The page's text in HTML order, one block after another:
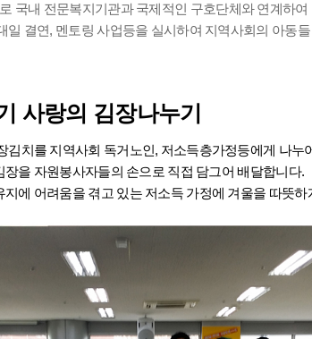
국내 전문복지기관과 국제적인 구호단체와 연계하
일 결연, 멘토링 사업등을 실시하여 지역사회의 아동
사랑의 김장나누기
김치를 지역사회 독거노인, 저소득층가정등에게 나누
장을 자원봉사자들의 손으로 직접 담그어 배달합니다.
에 어려움을 겪고 있는 저소득 가정에 겨울을 따뜻